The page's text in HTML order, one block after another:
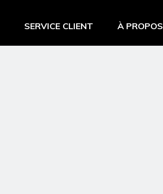
SERVICE CLIENT À PROPOS